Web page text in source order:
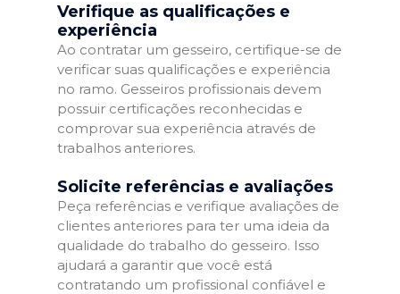
Verifique as qualificações e
experiência
Ao contratar um gesseiro, certifique-se de
verificar suas qualificações e experiência
no ramo. Gesseiros profissionais devem
possuir certificações reconhecidas e
comprovar sua experiência através de
trabalhos anteriores.
Solicite referências e avaliações
Peça referências e verifique avaliações de
clientes anteriores para ter uma ideia da
qualidade do trabalho do gesseiro. Isso
ajudará a garantir que você está
contratando um profissional confiável e